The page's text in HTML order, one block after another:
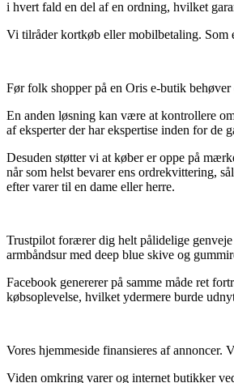
i hvert fald en del af en ordning, hvilket
Vi tilråder kortkøb eller mobilbetaling. Som
Før folk shopper på en Oris e-butik
En anden løsning kan være at kontrollere
af eksperter der har ekspertise inden for
Desuden støtter vi at køber er oppe på
når som helst bevarer ens ordrekvittering,
efter varer til en dame eller herre.
Trustpilot forærer dig helt pålidelige
armbåndsur med deep blue skive og
Facebook genererer på samme måde ret
købsoplevelse, hvilket ydermere burde
Vores hjemmeside finansieres af
Viden omkring varer og internet butikker